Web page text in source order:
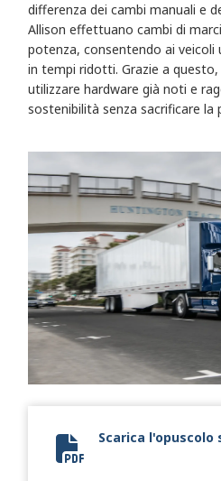
differenza dei cambi manuali e
Allison effettuano cambi di
potenza, consentendo ai veicoli
in tempi ridotti. Grazie a
utilizzare hardware già noti e
sostenibilità senza sacrificare
Natural Gas Brochure
Scarica l'opuscolo